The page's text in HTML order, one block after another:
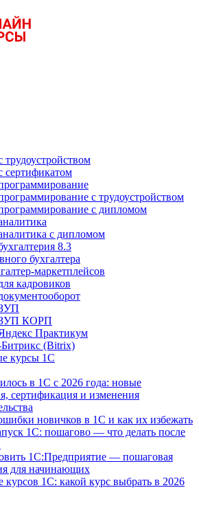
трудоустройством
сертификатом
с трудоустройством
с дипломом
с дипломом
8.3
бухгалтера
маркетплейсов
кадровиков
ЗУП КОРП
Практикум
(Bitrix)
курсы 1С
в 1С с 2026 года: новые
сертификация и изменения
новичков в 1С и как их избежать
1С: пошагово — что делать после
1С:Предприятие — пошаговая
для начинающих
курсов 1С: какой курс выбрать в 2026